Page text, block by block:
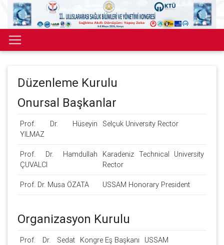
Düzenleme Kurulu
Onursal Başkanlar
Prof. Dr. Hüseyin
YILMAZ
Selçuk University Rector
Prof. Dr. Hamdullah
ÇUVALCI
Karadeniz Technical University
Rector
Prof. Dr. Musa ÖZATA USSAM Honorary President
Organizasyon Kurulu
Prof. Dr. Sedat
Kongre Eş Başkanı
USSAM